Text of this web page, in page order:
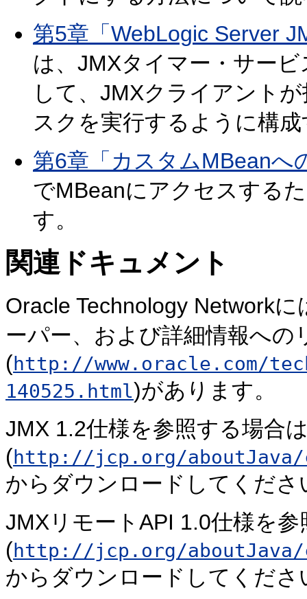
第5章「WebLogic Server
は、JMXタイマー・サー
して、JMXクライアント
スクを実行するように構
第6章「カスタムMBeanへ
でMBeanにアクセスする
す。
関連ドキュメント
Oracle Technology Network
ーパー、および詳細情報へ
(http://www.oracle.com/
140525.html)があります。
JMX 1.2仕様を参照する場合
(http://jcp.org/aboutJava/
からダウンロードしてくださ
JMXリモートAPI 1.0仕様を
(http://jcp.org/aboutJava/
からダウンロードしてくださ